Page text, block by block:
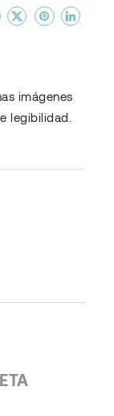
imágenes
legibilidad.